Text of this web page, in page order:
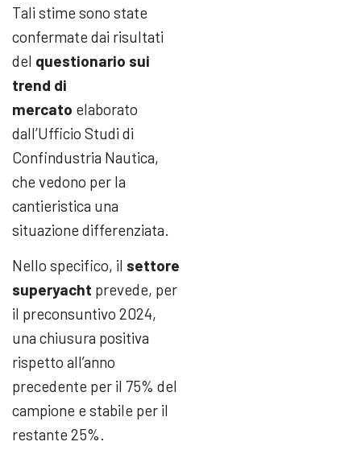
Tali stime sono state
confermate dai risultati
del questionario sui
trend di
mercato elaborato
dall’Ufficio Studi di
Confindustria Nautica,
che vedono per la
cantieristica una
situazione differenziata.
Nello specifico, il settore
superyacht prevede, per
il preconsuntivo 2024,
una chiusura positiva
rispetto all’anno
precedente per il 75% del
campione e stabile per il
restante 25%.